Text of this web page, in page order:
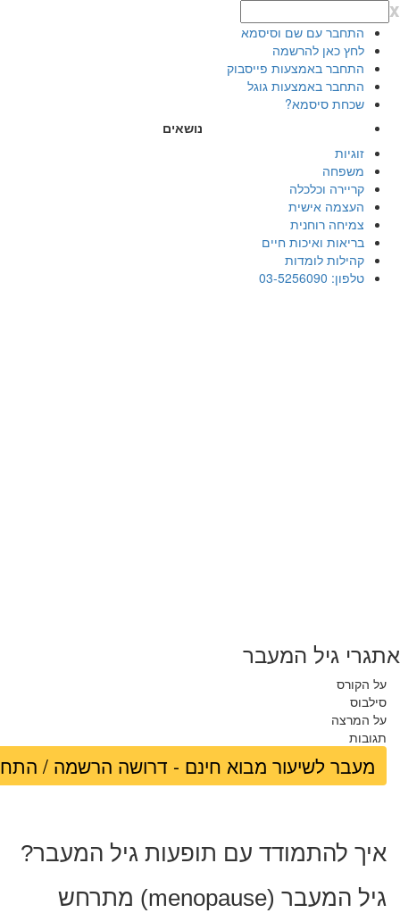
x
התחבר עם שם וסיסמא
לחץ כאן להרשמה
התחבר באמצעות פייסבוק
התחבר באמצעות גוגל
שכחת סיסמא?
נושאים
זוגיות
משפחה
קריירה וכלכלה
העצמה אישית
צמיחה רוחנית
בריאות ואיכות חיים
קהילות לומדות
טלפון: 03-5256090
אתגרי גיל המעבר
על הקורס
סילבוס
על המרצה
תגובות
מעבר לשיעור מבוא חינם - דרושה הרשמה /
איך להתמודד עם תופעות גיל המעבר?
גיל המעבר (menopause) מתרחש